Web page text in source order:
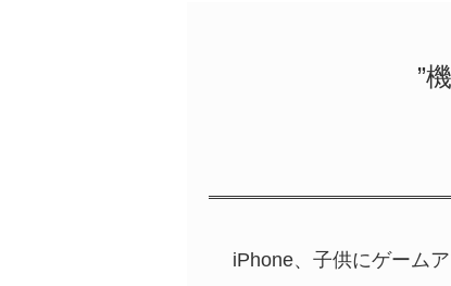
”
iPhone、子供にゲーム